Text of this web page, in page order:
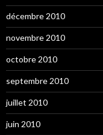
décembre 2010
novembre 2010
octobre 2010
septembre 2010
juillet 2010
juin 2010